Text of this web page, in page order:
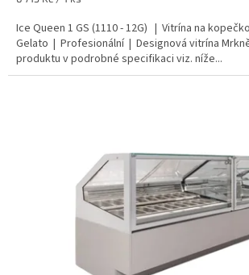
Ice Queen 1 GS (1110 - 12G) | Vitrína na
Gelato | Profesionální | Designová vitrína
produktu v podrobné specifikaci viz. níže...